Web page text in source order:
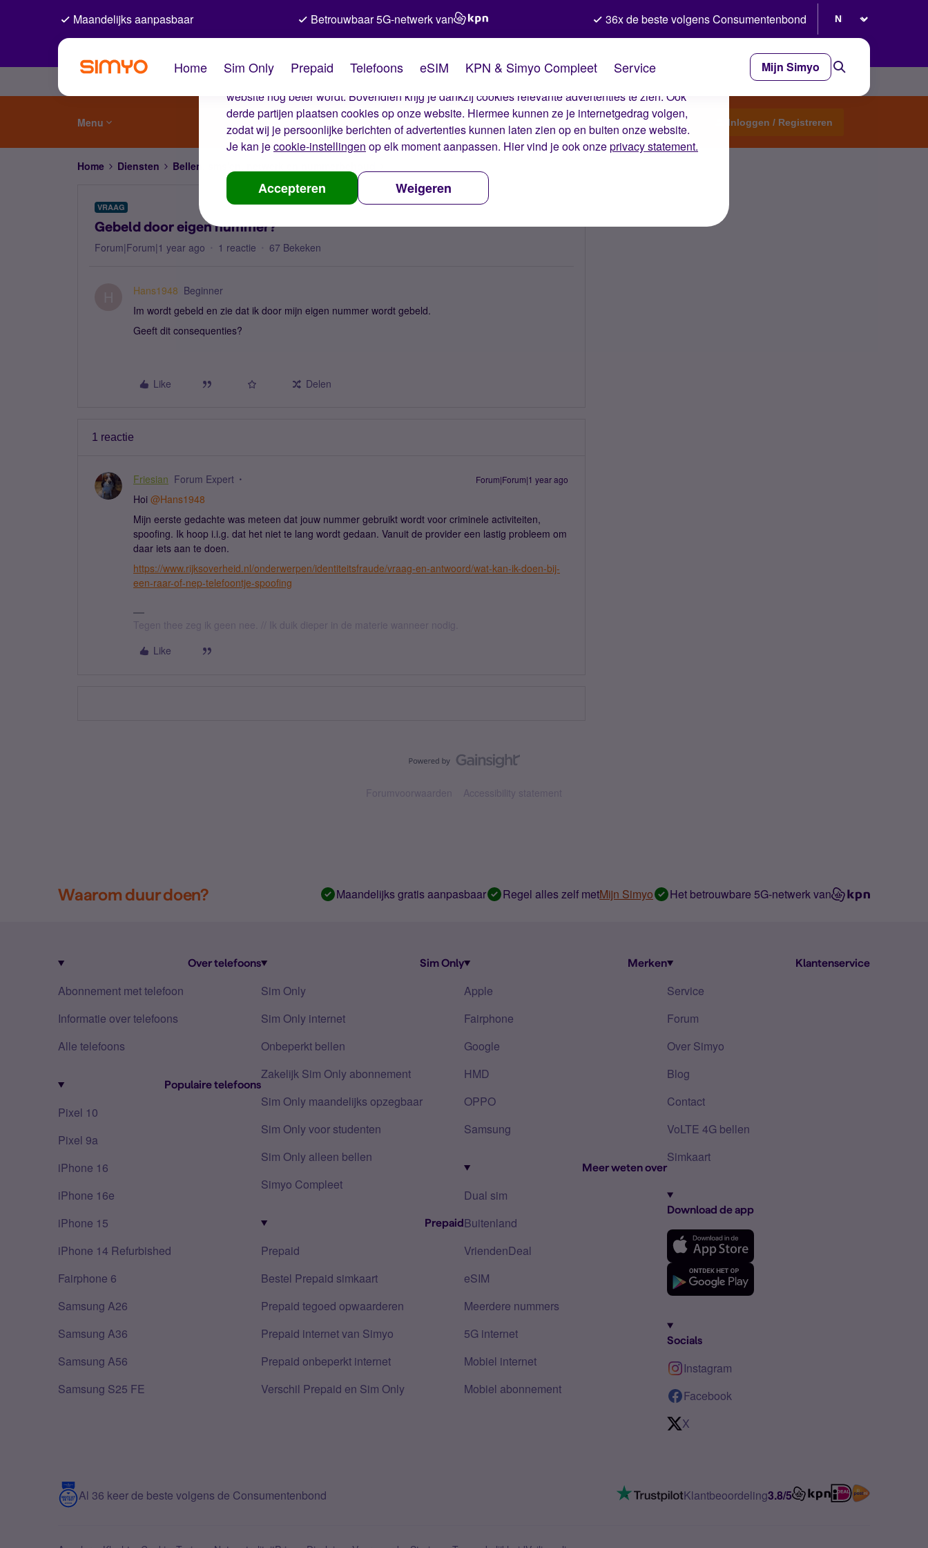
De cookies van Simyo
Wij gebruiken cookies op onze website. Met deze cookies zorgen wij ervoor dat je ervaring op de
website nog beter wordt. Bovendien krijg je dankzij cookies relevante advertenties te zien. Ook
derde partijen plaatsen cookies op onze website. Hiermee kunnen ze je internetgedrag volgen,
zodat wij je persoonlijke berichten of advertenties kunnen laten zien op en buiten onze website.
Je kan jecookie-instellingen op elk moment aanpassen. Hier vind je ook onzeprivacy statement.
Accepteren Weigeren
Maandelijks aanpasbaar Betrouwbaar 5G-netwerk van 36x de beste volgens Consumentenbond
Home Sim Only Prepaid Telefoons eSIM KPN & Simyo Compleet Service Mijn Simyo
Menu Start een topic Inloggen / Registreren
Home Diensten Bellen, sms'en, netwerk en nummerbehoud
VRAAG
Gebeld door eigen nummer?
Forum|Forum|1 year ago 1 reactie 67 Bekeken
Hans1948 Beginner
Im wordt gebeld en zie dat ik door mijn eigen nummer wordt gebeld.
Geeft dit consequenties?
Like Delen
1 reactie
Friesian Forum Expert Forum|Forum|1 year ago
Hoi ​ @Hans1948
Mijn eerste gedachte was meteen dat jouw nummer gebruikt wordt voor criminele activiteiten,
spoofing. Ik hoop i.i.g. dat het niet te lang wordt gedaan. Vanuit de provider een lastig probleem om
daar iets aan te doen.
https://www.rijksoverheid.nl/onderwerpen/identiteitsfraude/vraag-en-antwoord/wat-kan-ik-doen-bij-
een-raar-of-nep-telefoontje-spoofing
Tegen thee zeg ik geen nee. // Ik duik dieper in de materie wanneer nodig.
Like
Forumvoorwaarden Accessibility statement
Waarom duur doen? Maandelijks gratis aanpasbaar Regel alles zelf metMijn Simyo Het betrouwbare 5G-netwerk van
Over telefoons
Abonnement met telefoon
Informatie over telefoons
Alle telefoons
Populaire telefoons
Pixel 10
Pixel 9a
iPhone 16
iPhone 16e
iPhone 15
iPhone 14 Refurbished
Fairphone 6
Samsung A26
Samsung A36
Samsung A56
Samsung S25 FE
Sim Only
Sim Only
Sim Only internet
Onbeperkt bellen
Zakelijk Sim Only abonnement
Sim Only maandelijks opzegbaar
Sim Only voor studenten
Sim Only alleen bellen
Simyo Compleet
Prepaid
Prepaid
Bestel Prepaid simkaart
Prepaid tegoed opwaarderen
Prepaid internet van Simyo
Prepaid onbeperkt internet
Verschil Prepaid en Sim Only
Merken
Apple
Fairphone
Google
HMD
OPPO
Samsung
Meer weten over
Dual sim
Buitenland
VriendenDeal
eSIM
Meerdere nummers
5G internet
Mobiel internet
Mobiel abonnement
Klantenservice
Service
Forum
Over Simyo
Blog
Contact
VoLTE 4G bellen
Simkaart
Download de app
Socials
Instagram
Facebook
X
Al 36 keer de beste volgens de Consumentenbond Klantbeoordeling3.8/5